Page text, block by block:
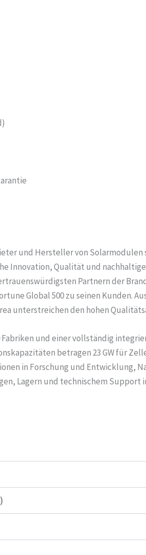
und Hersteller von
Innovation, Qualität und
Partnern der
Global 500 zu seinen Kunden.
unterstreichen den hohen
und einer vollständig
betragen 23 GW für
in Forschung und Entwicklung,
Lagern und technischem Support